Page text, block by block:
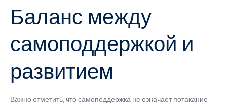
Баланс между
самоподдержкой и
развитием
Важно отметить, что самоподдержка не означает потакание